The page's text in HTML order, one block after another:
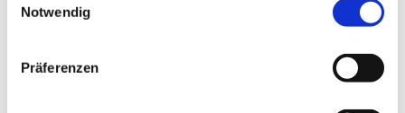
Notwendig
Präferenzen